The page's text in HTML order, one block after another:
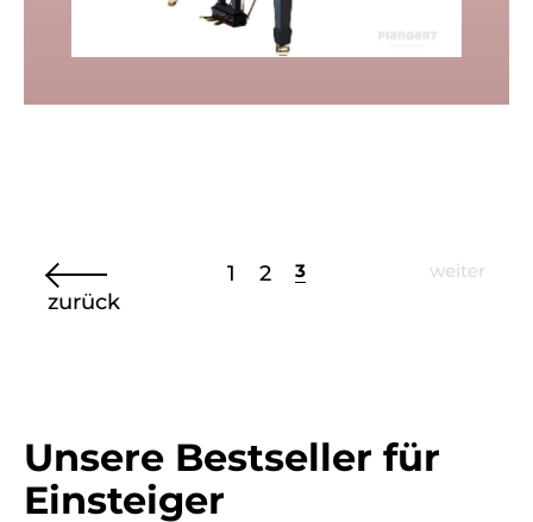
zurück
1 2 3 weiter
Unsere Bestseller für
Einsteiger